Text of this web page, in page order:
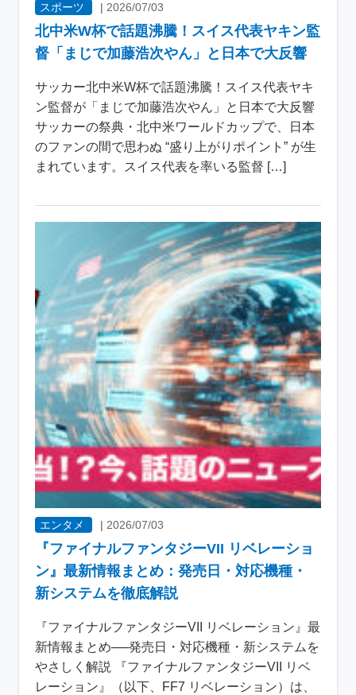
スポーツ |2026/07/03
北中米W杯で話題沸騰！スイス代表ヤキン監
督「まじで加藤浩次やん」と日本で大反響
サッカー北中米W杯で話題沸騰！スイス代表ヤキ
ン監督が「まじで加藤浩次やん」と日本で大反響
サッカーの祭典・北中米ワールドカップで、日本
のファンの間で思わぬ “盛り上がりポイント” が生
まれています。スイス代表を率いる監督 […]
エンタメ | 2026/07/03
『ファイナルファンタジーVII リベレーショ
ン』最新情報まとめ：発売日・対応機種・
新システムを徹底解説
『ファイナルファンタジーVII リベレーション』最
新情報まとめ──発売日・対応機種・新システムを
やさしく解説 『ファイナルファンタジーVII リベ
レーション』（以下、FF7 リベレーション）は、